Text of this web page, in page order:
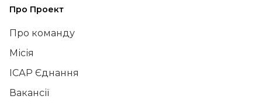
Про Проект
Про команду
Місія
ІСАР Єднання
Вакансії